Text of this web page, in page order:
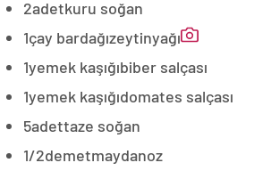
2adetkuru soğan
1çay bardağızeytinyağı
1yemek kaşığıbiber salçası
1yemek kaşığıdomates salçası
5adettaze soğan
1/2demetmaydanoz